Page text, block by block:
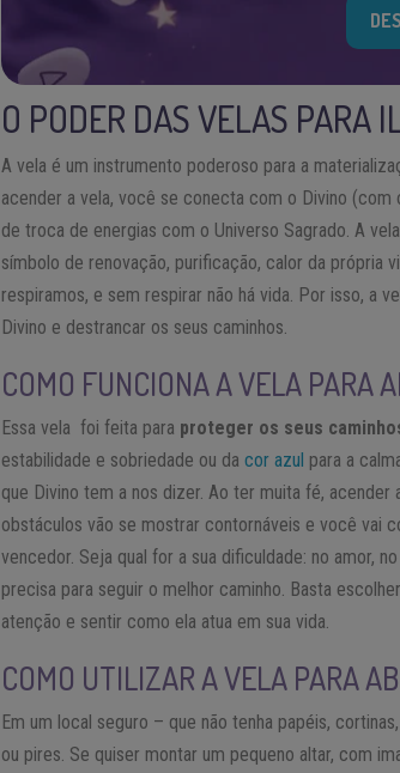
O PODER DAS VELAS PARA
A vela é um instrumento poderoso para a
acender a vela, você se conecta com o Divino (com
de troca de energias com o Universo Sagrado. A
símbolo de renovação, purificação, calor da própria
respiramos, e sem respirar não há vida. Por isso, a
Divino e destrancar os seus caminhos.
COMO FUNCIONA A VELA PARA
Essa vela foi feita para proteger os seus
estabilidade e sobriedade ou dacor azul para a
que Divino tem a nos dizer. Ao ter muita fé,
obstáculos vão se mostrar contornáveis e você vai
vencedor. Seja qual for a sua dificuldade: no amor,
precisa para seguir o melhor caminho. Basta
atenção e sentir como ela atua em sua vida.
COMO UTILIZAR A VELA PARA
Em um local seguro – que não tenha papéis,
ou pires. Se quiser montar um pequeno altar, com